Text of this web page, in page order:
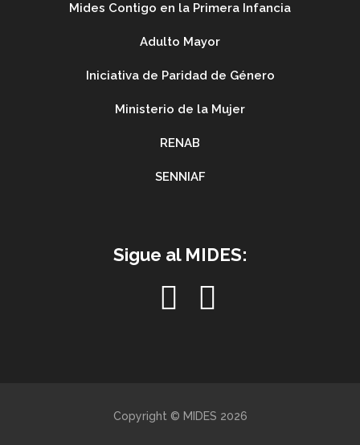
Mides Contigo en la Primera Infancia
Adulto Mayor
Iniciativa de Paridad de Género
Ministerio de la Mujer
RENAB
SENNIAF
Sigue al MIDES:
Copyright © MIDES 2026